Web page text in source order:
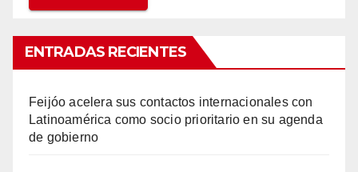
ENTRADAS RECIENTES
Feijóo acelera sus contactos internacionales con
Latinoamérica como socio prioritario en su agenda
de gobierno